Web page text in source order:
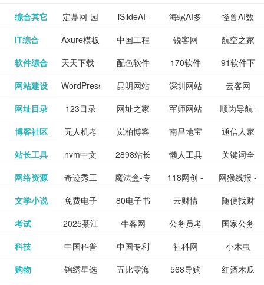
全 频
包括上映
影片的影
讯查询及
购票服
务。你可
和看过的
_www.sanmao.com.cn_
素材免费
图库
nas论
坛|nas1.cn|nas1|nas
流社区
文写作-AI
毕业设计-
PPT模板
生成
作 - 国内
领先的AI
图片、文
案创作平
讯飞星火-
懂我的AI
助手
更多>>
综合其它 定鼎网-园
林景观建
筑室内设
iSlideAI-
一键生成
PPT模板
海螺AI多
模态大语
言模型
怪兽AI数
字人
九章开物 更多>>
IT综合 Axure模板
网
中国工程
科技知识
中心
锐客网
航空之家
牛品汇
更多>>
软件综合 天天下载 -
绿色精品
软件应用
配色软件
园
170软件
下载站
91软件下
载
yx12345
下载站
更多>>
网站建设 WordPress
主题模板
下载_爱主
昆明网站
建设
深圳网站
建设
云客网
SEO众包
服务平台
深圳网站
建设
更多>>
网址目录 123目录
网
网址之家 军师网站
目录网址
大全
顺为导航-
办公运营
工具导航
易推分类
目录网
更多>>
博客社区 无人机考
证资讯网
岚柏博客 南昌地宝
网_南昌论
坛
通信人家
园
精易论坛 更多>>
站长工具 nvm中文
网
2898站长
资源平台
懒人工具 关键词全
网指数查
询
SEO工具
- 站长之家
更多>>
网络资源 奇迹秀工
具箱-设计
师必备设
魔法盒-专
业的游戏
动画特效
118网创 -
创业项目
资源分享
网猴线报 -
一个简单
且纯粹的
线报酷 -
专注线报
活动
更多>>
文学小说 免费电子
书下载
网,txt小说
80电子书
_八零电子
书_80txt_
云财情 随便找财
经网
钱如故 更多>>
考试 2025綦江
区中考志
愿填报系
牛客网 公务员考
试-中公教
育网
国家公务
员局
公务员考
试信息网
更多>>
科技 中国科普
博览
中国专利
信息网
社科网
小木虫
中国科学
更多>>
购物 锦绣星选 五比零海 568导购 红酒木瓜